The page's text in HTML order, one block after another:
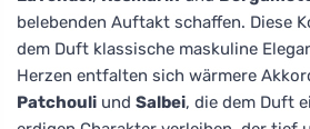
belebenden Auftakt schaffen. Diese
dem Duft klassische maskuline
Herzen entfalten sich wärmere
Patchouli und Salbei, die dem Duft